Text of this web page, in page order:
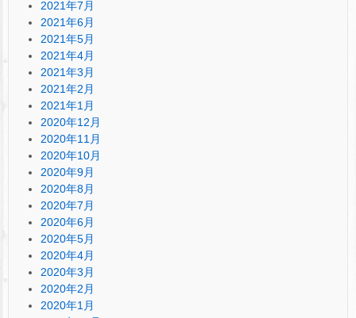
2021年7月
2021年6月
2021年5月
2021年4月
2021年3月
2021年2月
2021年1月
2020年12月
2020年11月
2020年10月
2020年9月
2020年8月
2020年7月
2020年6月
2020年5月
2020年4月
2020年3月
2020年2月
2020年1月